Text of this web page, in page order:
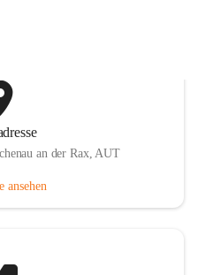
an der Rax, AUT
ansehen